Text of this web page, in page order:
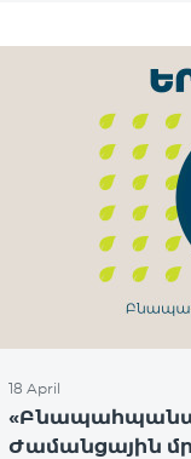
18 April
Ժամանցային